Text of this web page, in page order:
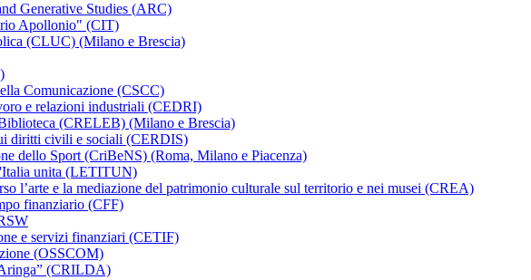
Generative Studies (ARC)
Apollonio" (CIT)
(CLUC) (Milano e Brescia)
Comunicazione (CSCC)
e relazioni industriali (CEDRI)
(CRELEB) (Milano e Brescia)
diritti civili e sociali (CERDIS)
dello Sport (CriBeNS) (Roma, Milano e Piacenza)
unita (LETITUN)
l’arte e la mediazione del patrimonio culturale sul territorio e nei musei (CREA)
finanziario (CFF)
e servizi finanziari (CETIF)
(OSSCOM)
(CRILDA)